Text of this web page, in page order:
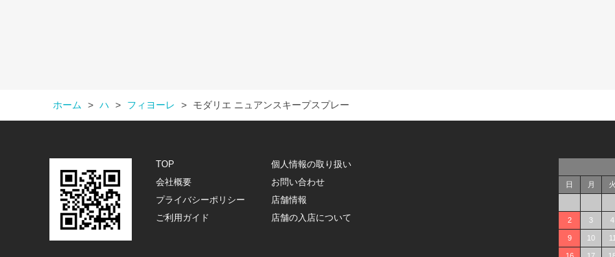
ホーム > ハ > フィヨーレ > モダリエ ニュアンスキープスプレー
TOP
個人情報の取り扱い
会社概要
お問い合わせ
プライバシーポリシー
店舗情報
ご利用ガイド
店舗の入店について
日 月
2 3 4
9 10